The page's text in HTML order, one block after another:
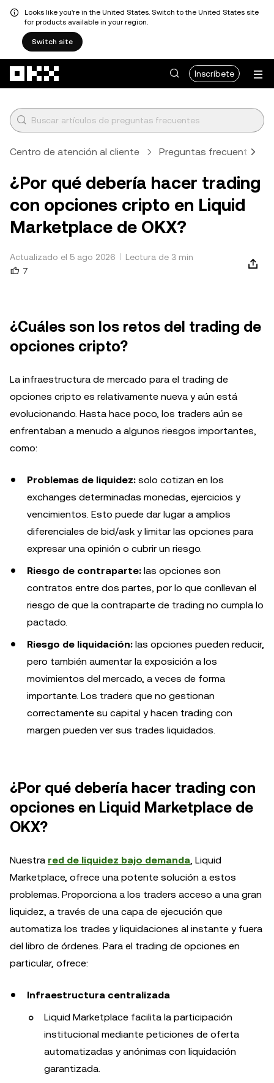
Looks like you're in the United States. Switch to the United States site
for products available in your region.
Switch site
Inscríbete
Centro de atención al cliente Preguntas frecuentes
¿Por qué debería hacer trading
con opciones cripto en Liquid
Marketplace de OKX?
Actualizado el 5 ago 2026
Lectura de 3 min
7
¿Cuáles son los retos del trading de
opciones cripto?
La infraestructura de mercado para el trading de
opciones cripto es relativamente nueva y aún está
evolucionando. Hasta hace poco, los traders aún se
enfrentaban a menudo a algunos riesgos importantes,
como:
Problemas de liquidez: solo cotizan en los
exchanges determinadas monedas, ejercicios y
vencimientos. Esto puede dar lugar a amplios
diferenciales de bid/ask y limitar las opciones para
expresar una opinión o cubrir un riesgo.
Riesgo de contraparte: las opciones son
contratos entre dos partes, por lo que conllevan el
riesgo de que la contraparte de trading no cumpla lo
pactado.
Riesgo de liquidación: las opciones pueden reducir,
pero también aumentar la exposición a los
movimientos del mercado, a veces de forma
importante. Los traders que no gestionan
correctamente su capital y hacen trading con
margen pueden ver sus trades liquidados.
¿Por qué debería hacer trading con
opciones en Liquid Marketplace de
OKX?
Nuestra red de liquidez bajo demanda, Liquid
Marketplace, ofrece una potente solución a estos
problemas. Proporciona a los traders acceso a una gran
liquidez, a través de una capa de ejecución que
automatiza los trades y liquidaciones al instante y fuera
del libro de órdenes. Para el trading de opciones en
particular, ofrece:
Infraestructura centralizada
Liquid Marketplace facilita la participación
institucional mediante peticiones de oferta
automatizadas y anónimas con liquidación
garantizada.